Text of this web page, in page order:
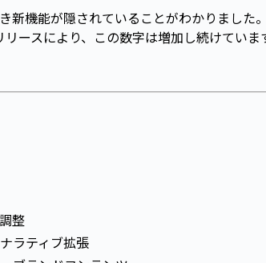
機能が隠されていることがわかりました。
リースにより、この数字は増加し続けていま
整
ラティブ拡張